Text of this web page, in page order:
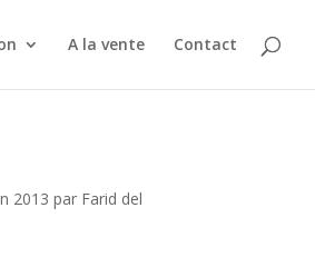
A la vente Contact
2013 par Farid del